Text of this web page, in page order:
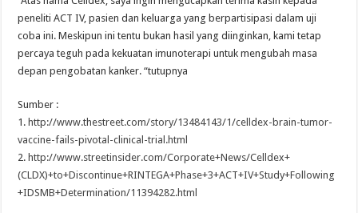
peneliti ACT IV, pasien dan keluarga yang berpartisipasi dalam uji
coba ini. Meskipun ini tentu bukan hasil yang diinginkan, kami tetap
percaya teguh pada kekuatan imunoterapi untuk mengubah masa
depan pengobatan kanker. “tutupnya
Sumber :
1. http://www.thestreet.com/story/13484143/1/celldex-brain-tumor-
vaccine-fails-pivotal-clinical-trial.html
2. http://www.streetinsider.com/Corporate+News/Celldex+
(CLDX)+to+Discontinue+RINTEGA+Phase+3+ACT+IV+Study+Following
+IDSMB+Determination/11394282.html